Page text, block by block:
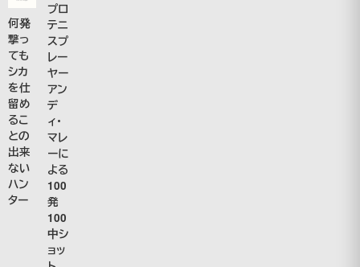
何発
撃っ
ても
シカ
を仕
留め
るこ
との
出来
ない
ハン
ター
プロ
テニ
スプ
レー
ヤー
アン
デ
ィ・
マレ
ーに
よる
100
発
100
中シ
ョッ